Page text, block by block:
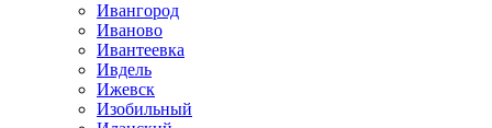
Ивангород
Иваново
Ивантеевка
Ивдель
Ижевск
Изобильный